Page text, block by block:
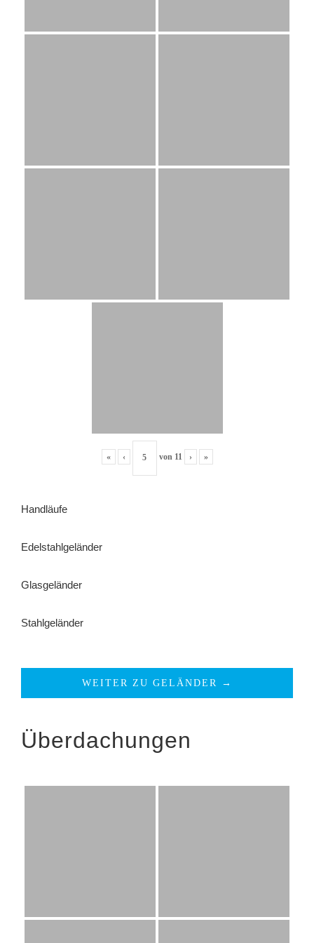
« ‹ von 11 › »
Handläufe
Edelstahlgeländer
Glasgeländer
Stahlgeländer
WEITER ZU GELÄNDER →
Überdachungen